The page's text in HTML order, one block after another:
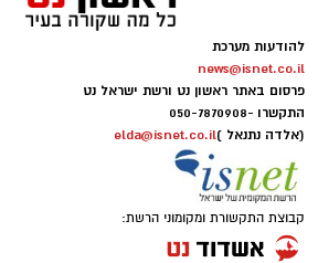
להודעות מערכת
news@isnet.co.il
פרסום באתר ראשון נט ורשת ישראל נט
התקשרו -050-7870908
(אלדה נתנאל )elda@isnet.co.il
קבוצת התקשורת ומקומוני הרשת: